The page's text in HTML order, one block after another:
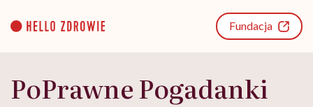
content
Fundacja
PoPrawne Pogadanki